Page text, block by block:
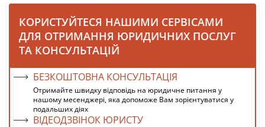
КОРИСТУЙТЕСЯ НАШИМИ СЕРВІСАМИ
ДЛЯ ОТРИМАННЯ ЮРИДИЧНИХ ПОСЛУГ
ТА КОНСУЛЬТАЦІЙ
БЕЗКОШТОВНА КОНСУЛЬТАЦІЯ
Отримайте швидку відповідь на юридичне питання у
нашому месенджері, яка допоможе Вам зорієнтуватися у
подальших діях
ВІДЕОДЗВІНОК ЮРИСТУ